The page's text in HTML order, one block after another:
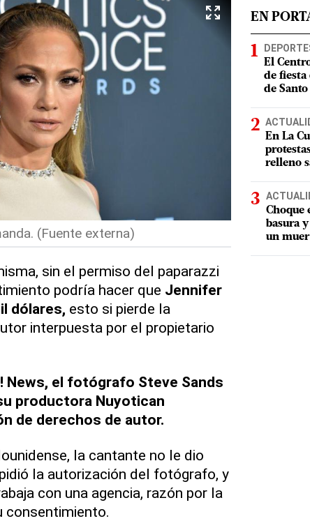
(Fuente externa)
sin el permiso del paparazzi
podría hacer que Jennifer
dólares, esto si pierde la
interpuesta por el propietario
News, el fotógrafo Steve Sands
productora Nuyotican
de derechos de autor.
la cantante no le dio
la autorización del fotógrafo, y
con una agencia, razón por la
consentimiento.
EN
El
de fiesta
de
En La
relleno
Choque
basura
un